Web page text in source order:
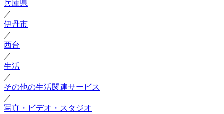
兵庫県
／
伊丹市
／
西台
／
生活
／
その他の生活関連サービス
／
写真・ビデオ・スタジオ